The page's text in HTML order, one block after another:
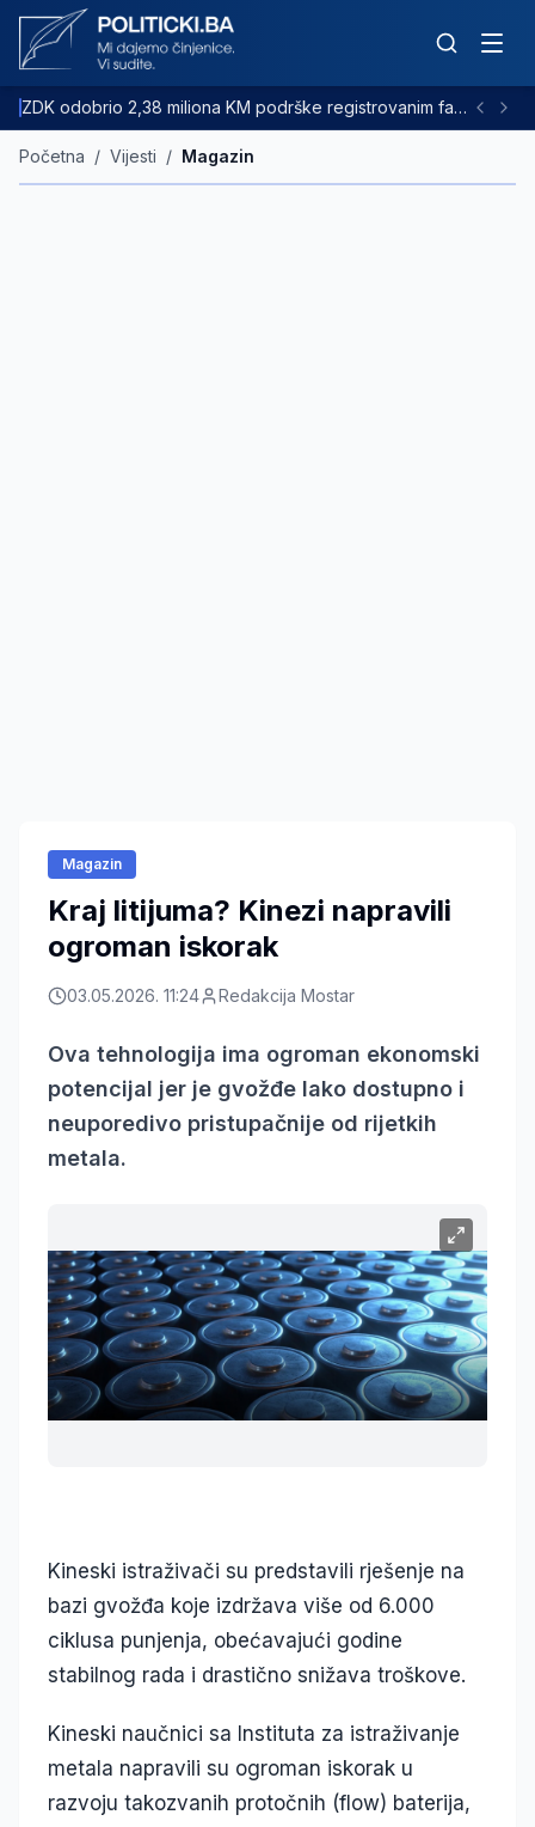
ZDK odobrio 2,38 miliona KM podrške registrovanim farmama goveda
Početna / Vijesti / Magazin
Magazin
Kraj litijuma? Kinezi napravili
ogroman iskorak
03.05.2026. 11:24 Redakcija Mostar
Ova tehnologija ima ogroman ekonomski
potencijal jer je gvožđe lako dostupno i
neuporedivo pristupačnije od rijetkih
metala.
Kineski istraživači su predstavili rješenje na
bazi gvožđa koje izdržava više od 6.000
ciklusa punjenja, obećavajući godine
stabilnog rada i drastično snižava troškove.
Kineski naučnici sa Instituta za istraživanje
metala napravili su ogroman iskorak u
razvoju takozvanih protočnih (flow) baterija,